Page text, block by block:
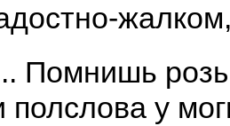
Помнишь
у